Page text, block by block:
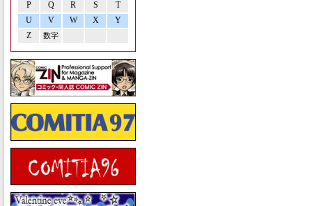
P Q R S
T
U
V W X
Y
Z
数字